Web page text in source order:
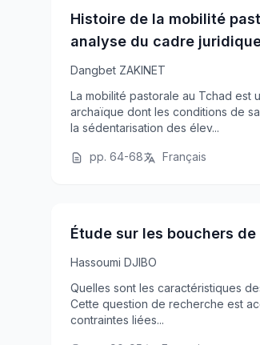
Histoire de la mobilité
analyse du cadre
Dangbet ZAKINET
La mobilité pastorale au Tchad est
archaïque dont les conditions de
la sédentarisation des élev...
pp. 64-68 Français
Étude sur les bouchers
Hassoumi DJIBO
Quelles sont les caractéristiques
Cette question de recherche est
contraintes liées...